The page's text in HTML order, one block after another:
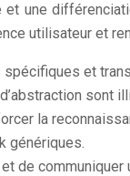
une
utilisateur et
et
sont
la
génériques.
de